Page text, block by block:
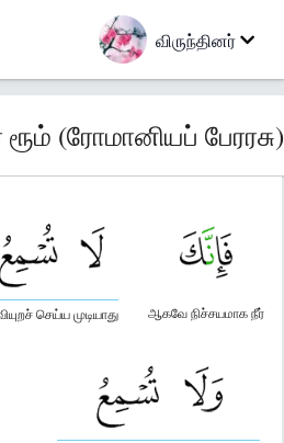
விருந்தினர்
(ரோமானியப் பேரரசு)
ஆகவே நிச்சயமாக நீர்
செய்ய முடியாது